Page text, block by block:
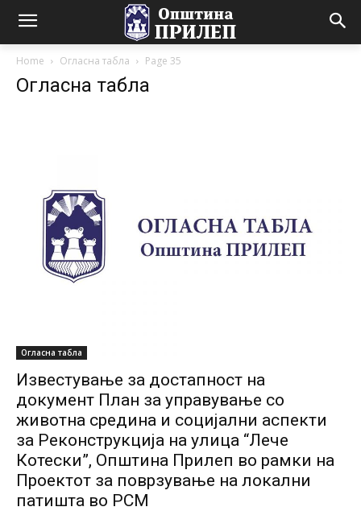
Home Огласна табла Page 35
Огласна табла
Огласна табла
Известување за достапност на
документ План за управување со
животна средина и социјални аспекти
за Реконструкција на улица “Лече
Котески”, Општина Прилеп во рамки на
Проектот за поврзување на локални
патишта во РСМ